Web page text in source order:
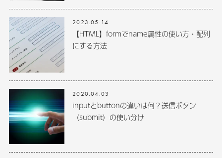
2023.05.14
【HTML】formでname属性の使い方・配列
にする方法
2020.04.03
inputとbuttonの違いは何？送信ボタン
（submit）の使い分け